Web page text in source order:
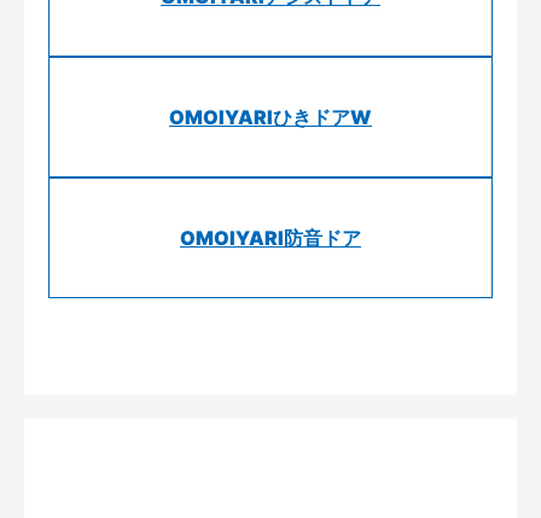
OMOIYARIひきドアW
OMOIYARI防音ドア